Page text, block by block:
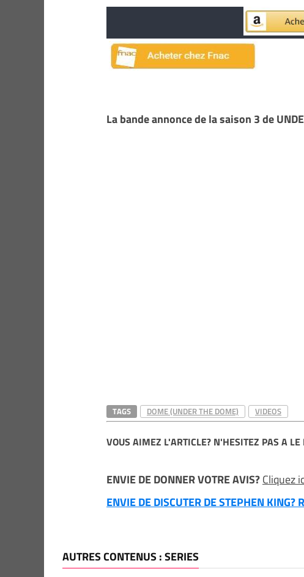
La bande annonce de la saison 3 de
TAGS DOME (UNDER THE DOME) VIDEOS
VOUS AIMEZ L'ARTICLE? N'HESITEZ PAS A LE
ENVIE DE DONNER VOTRE AVIS?Cliquez
ENVIE DE DISCUTER DE STEPHEN
AUTRES CONTENUS : SERIES